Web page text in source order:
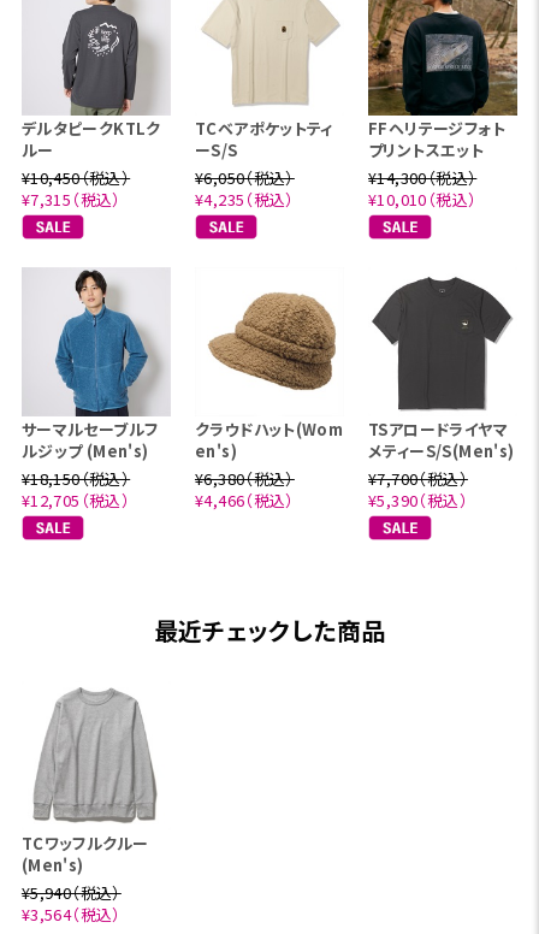
デルタピークKTLク
ルー
¥10,450（税込）
¥7,315（税込）
TCベアポケットティ
ーS/S
¥6,050（税込）
¥4,235（税込）
FFヘリテージフォト
プリントスエット
¥14,300（税込）
¥10,010（税込）
サーマルセーブルフ
ルジップ (Men's)
¥18,150（税込）
¥12,705（税込）
クラウドハット(Wom
en's)
¥6,380（税込）
¥4,466（税込）
TSアロードライヤマ
メティーS/S(Men's)
¥7,700（税込）
¥5,390（税込）
最近チェックした商品
TCワッフルクルー
(Men's)
¥5,940（税込）
¥3,564（税込）